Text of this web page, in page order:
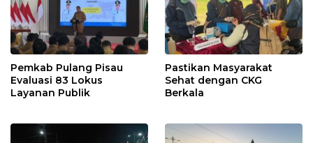
Pemkab Pulang Pisau
Evaluasi 83 Lokus
Layanan Publik
Pastikan Masyarakat
Sehat dengan CKG
Berkala